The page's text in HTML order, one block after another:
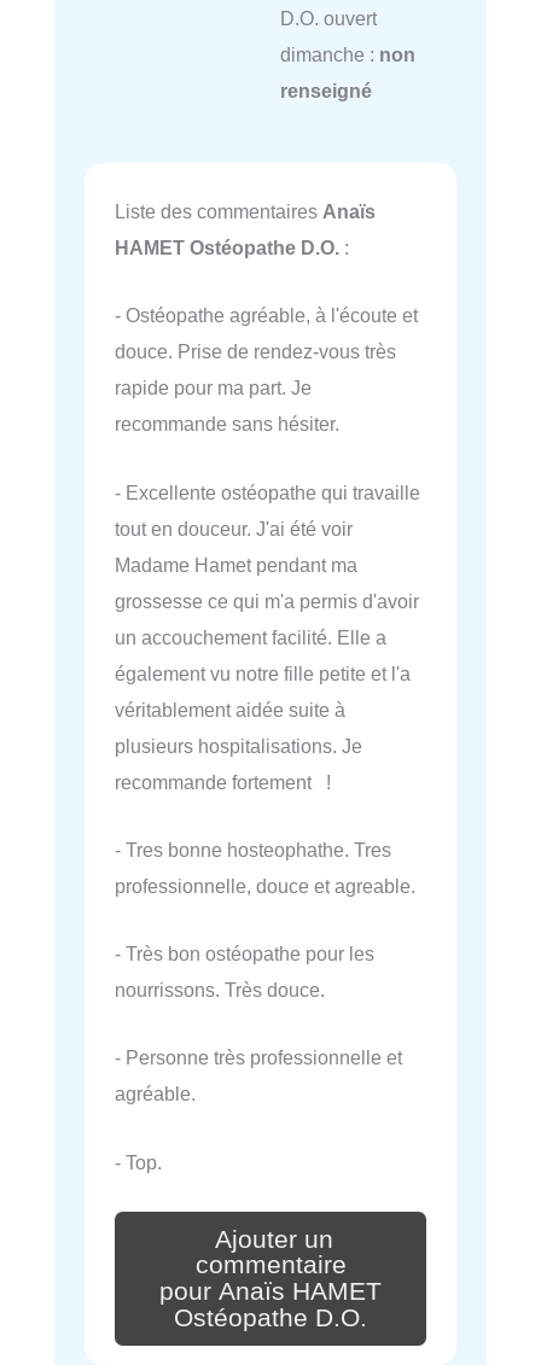
D.O. ouvert
dimanche : non
renseigné
Liste des commentaires Anaïs
HAMET Ostéopathe D.O. :
- Ostéopathe agréable, à l'écoute et
douce. Prise de rendez-vous très
rapide pour ma part. Je
recommande sans hésiter.
- Excellente ostéopathe qui travaille
tout en douceur. J'ai été voir
Madame Hamet pendant ma
grossesse ce qui m'a permis d'avoir
un accouchement facilité. Elle a
également vu notre fille petite et l'a
véritablement aidée suite à
plusieurs hospitalisations. Je
recommande fortement !
- Tres bonne hosteophathe. Tres
professionnelle, douce et agreable.
- Très bon ostéopathe pour les
nourrissons. Très douce.
- Personne très professionnelle et
agréable.
- Top.
Ajouter un
commentaire
pour Anaïs HAMET
Ostéopathe D.O.